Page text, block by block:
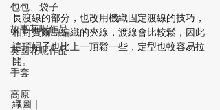
包包、袋子
故事花呢作品
英國花呢作品
手套
高原
長渡線的部分，也改用機織固定渡線的技巧，
相對費爾島編織的夾線，渡線會比較鬆，因此
這頂帽子也比上一頂鬆一些，定型也較容易拉
開。
織圖｜